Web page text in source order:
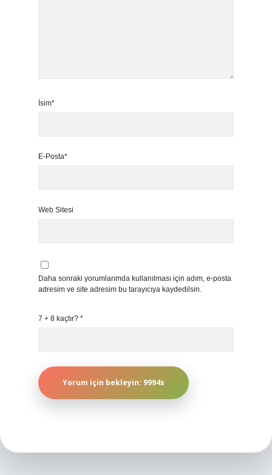
İsim*
E-Posta*
Web Sitesi
Daha sonraki yorumlarımda kullanılması için adım, e-posta
adresim ve site adresim bu tarayıcıya kaydedilsin.
7 + 8 kaçtır? *